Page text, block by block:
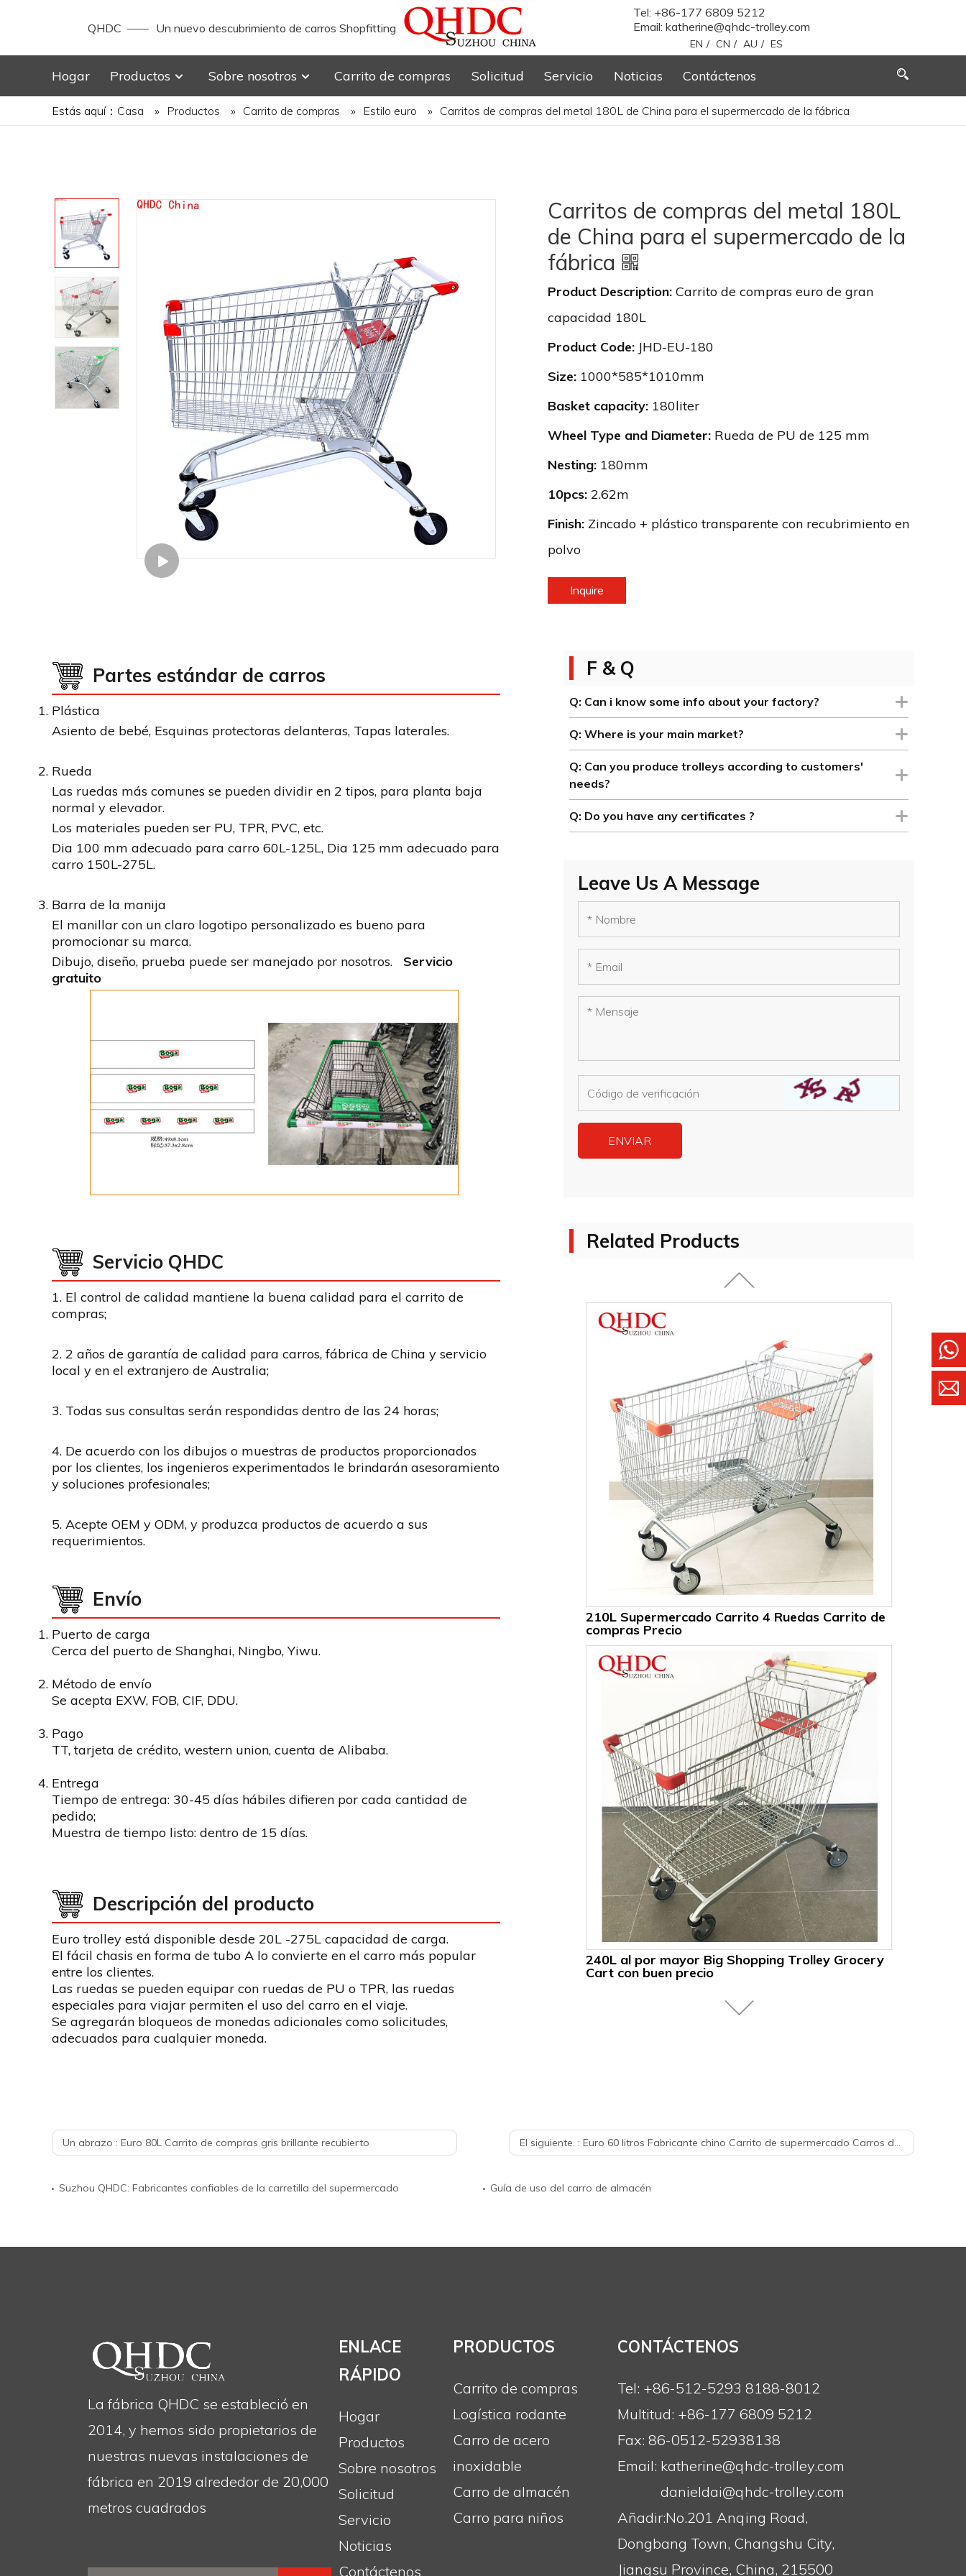
QHDC Un nuevo descubrimiento de carros Shopfitting
Tel: +86-177 6809 5212
Email: katherine@qhdc-trolley.com
EN / CN / AU / ES
Hogar Productos Sobre nosotros Carrito de compras Solicitud Servicio Noticias Contáctenos
Estás aquí： Casa » Productos » Carrito de compras » Estilo euro » Carritos de compras del metal 180L de China para el supermercado de la fábrica
Carritos de compras del metal 180L
de China para el supermercado de la
fábrica
Product Description: Carrito de compras euro de gran
capacidad 180L
Product Code: JHD-EU-180
Size: 1000*585*1010mm
Basket capacity: 180liter
Wheel Type and Diameter: Rueda de PU de 125 mm
Nesting: 180mm
10pcs: 2.62m
Finish: Zincado + plástico transparente con recubrimiento en
polvo
Inquire
Partes estándar de carros
Plástica
Asiento de bebé, Esquinas protectoras delanteras, Tapas laterales.
Rueda
Las ruedas más comunes se pueden dividir en 2 tipos, para planta baja
normal y elevador.
Los materiales pueden ser PU, TPR, PVC, etc.
Dia 100 mm adecuado para carro 60L-125L, Dia 125 mm adecuado para
carro 150L-275L.
Barra de la manija
El manillar con un claro logotipo personalizado es bueno para
promocionar su marca.
Dibujo, diseño, prueba puede ser manejado por nosotros.
Servicio
gratuito
Servicio QHDC
1. El control de calidad mantiene la buena calidad para el carrito de
compras;
2. 2 años de garantía de calidad para carros, fábrica de China y servicio
local y en el extranjero de Australia;
3. Todas sus consultas serán respondidas dentro de las 24 horas;
4. De acuerdo con los dibujos o muestras de productos proporcionados
por los clientes, los ingenieros experimentados le brindarán asesoramiento
y soluciones profesionales;
5. Acepte OEM y ODM, y produzca productos de acuerdo a sus
requerimientos.
Envío
Puerto de carga
Cerca del puerto de Shanghai, Ningbo, Yiwu.
Método de envío
Se acepta EXW, FOB, CIF, DDU.
Pago
TT, tarjeta de crédito, western union, cuenta de Alibaba.
Entrega
Tiempo de entrega: 30-45 días hábiles difieren por cada cantidad de
pedido;
Muestra de tiempo listo: dentro de 15 días.
Descripción del producto
Euro trolley está disponible desde 20L -275L capacidad de carga.
El fácil chasis en forma de tubo A lo convierte en el carro más popular
entre los clientes.
Las ruedas se pueden equipar con ruedas de PU o TPR, las ruedas
especiales para viajar permiten el uso del carro en el viaje.
Se agregarán bloqueos de monedas adicionales como solicitudes,
adecuados para cualquier moneda.
F & Q
Q: Can i know some info about your factory?
Q: Where is your main market?
Q: Can you produce trolleys according to customers'
needs?
Q: Do you have any certificates ?
Leave Us A Message
Related Products
240L al por mayor Big Shopping Trolley Grocery
Cart con buen precio
Euro 80L Carrito de compras gris brillante
210L Supermercado Carrito 4 Ruedas Carrito de
compras Precio
240L al por mayor Big Shopping Trolley Grocery
Cart con buen precio
Un abrazo : Euro 80L Carrito de compras gris brillante recubierto El siguiente. : Euro 60 litros Fabricante chino Carrito de supermercado Carros de compras de metal
Suzhou QHDC: Fabricantes confiables de la carretilla del supermercado Guía de uso del carro de almacén
La fábrica QHDC se estableció en
2014, y hemos sido propietarios de
nuestras nuevas instalaciones de
fábrica en 2019 alrededor de 20,000
metros cuadrados
ENLACE
RÁPIDO
Hogar
Productos
Sobre nosotros
Solicitud
Servicio
Noticias
Contáctenos
PRODUCTOS
Carrito de compras
Logística rodante
Carro de acero
inoxidable
Carro de almacén
Carro para niños
CONTÁCTENOS
Tel: +86-512-5293 8188-8012
Multitud: +86-177 6809 5212
Fax: 86-0512-52938138
Email: katherine@qhdc-trolley.com
danieldai@qhdc-trolley.com
Añadir:No.201 Anqing Road,
Dongbang Town, Changshu City,
Jiangsu Province, China, 215500